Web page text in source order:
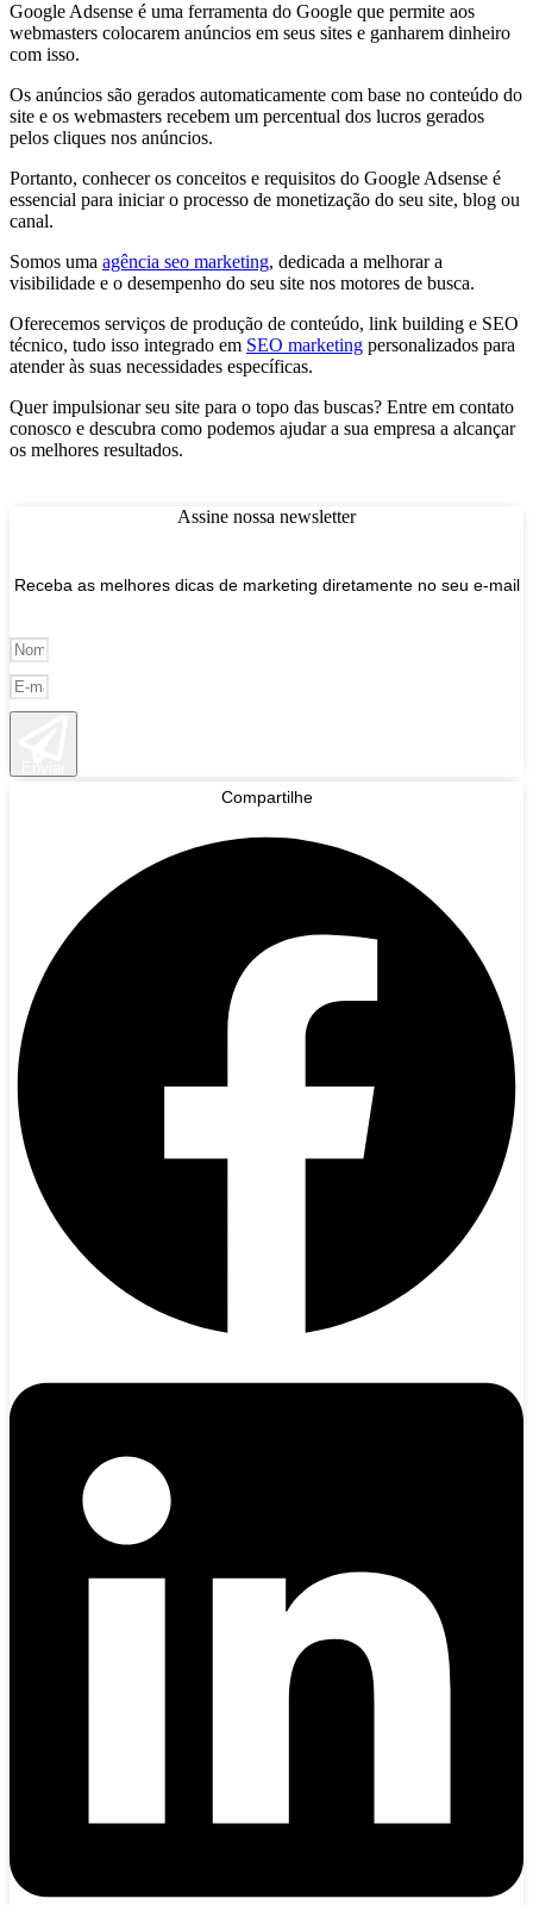
Google Adsense é uma ferramenta do Google que permite aos
webmasters colocarem anúncios em seus sites e ganharem dinheiro
com isso.
Os anúncios são gerados automaticamente com base no conteúdo do
site e os webmasters recebem um percentual dos lucros gerados
pelos cliques nos anúncios.
Portanto, conhecer os conceitos e requisitos do Google Adsense é
essencial para iniciar o processo de monetização do seu site, blog ou
canal.
Somos uma agência seo marketing, dedicada a melhorar a
visibilidade e o desempenho do seu site nos motores de busca.
Oferecemos serviços de produção de conteúdo, link building e SEO
técnico, tudo isso integrado em SEO marketing personalizados para
atender às suas necessidades específicas.
Quer impulsionar seu site para o topo das buscas? Entre em contato
conosco e descubra como podemos ajudar a sua empresa a alcançar
os melhores resultados.
Assine nossa newsletter
Receba as melhores dicas de marketing diretamente no seu e-mail
Compartilhe